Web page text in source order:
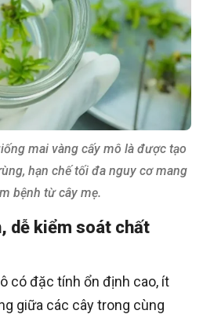
mai vàng cấy mô là được tạo
hạn chế tối đa nguy cơ mang
bệnh từ cây mẹ.
dễ kiểm soát chất
có đặc tính ổn định cao, ít
giữa các cây trong cùng